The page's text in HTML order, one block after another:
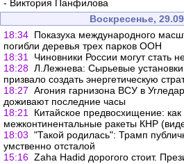
- Виктория Панфилова
Воскресенье,
18:34 Показуха международного
погибли деревья трех парков ООН
18:31
Чиновники России могут стать
18:28 Л.Лежнева: Сырьевые
призвало создать энергетическую
18:27 Агония гарнизона ВСУ в
доживают последние часы
18:21
Китайское предвосхищение: как
межконтинентальные ракеты КНР
18:03 "Такой родилась": Трамп
умственно отсталой
15:16 Zaha Hadid дорогого стоит.